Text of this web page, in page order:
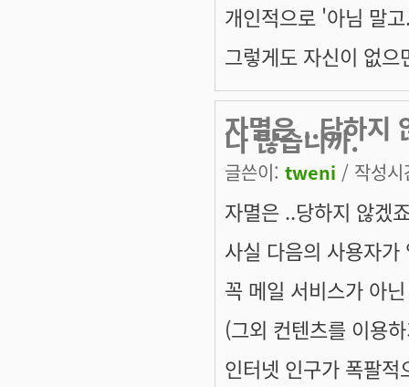
개인적으로 '아님 말
그렇게도 자신이 없
자멸은 ..당하지
나 많습니까.
글쓴이: tweni / 작성
자멸은 ..당하지 않겠
사실 다음의 사용자
꼭 메일 서비스가 아
(그외 컨텐츠를 이용
인터넷 인구가 폭팔